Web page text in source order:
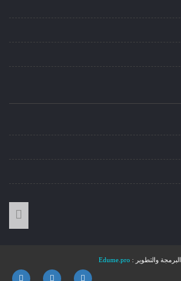
البرمجة والتطوير : Edume.pro